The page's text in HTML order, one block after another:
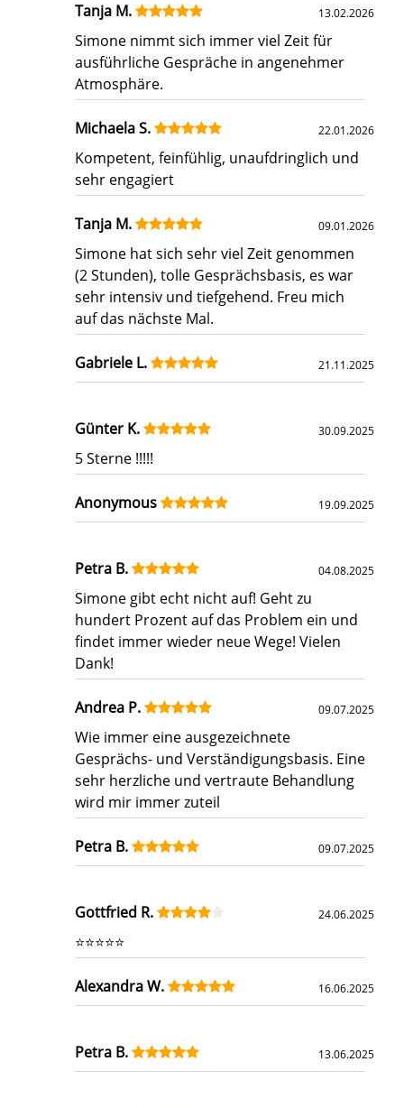
Tanja M. 13.02.2026
Simone nimmt sich immer viel Zeit für
ausführliche Gespräche in angenehmer
Atmosphäre.
Michaela S. 22.01.2026
Kompetent, feinfühlig, unaufdringlich und
sehr engagiert
Tanja M. 09.01.2026
Simone hat sich sehr viel Zeit genommen
(2 Stunden), tolle Gesprächsbasis, es war
sehr intensiv und tiefgehend. Freu mich
auf das nächste Mal.
Gabriele L. 21.11.2025
Günter K. 30.09.2025
5 Sterne !!!!!
Anonymous 19.09.2025
Petra B. 04.08.2025
Simone gibt echt nicht auf! Geht zu
hundert Prozent auf das Problem ein und
findet immer wieder neue Wege! Vielen
Dank!
Andrea P. 09.07.2025
Wie immer eine ausgezeichnete
Gesprächs- und Verständigungsbasis. Eine
sehr herzliche und vertraute Behandlung
wird mir immer zuteil
Petra B. 09.07.2025
Gottfried R. 24.06.2025
⭐️⭐️⭐️⭐️⭐️
Alexandra W. 16.06.2025
Petra B. 13.06.2025